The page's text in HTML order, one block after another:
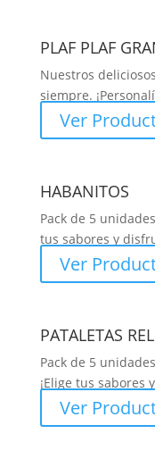
PLAF PLAF
Nuestros
siempre. ¡
Ver
HABANITOS
Pack de 5
tus sabores y
Ver
PATALETAS
Pack de 5
¡Elige tus sabores
Ver